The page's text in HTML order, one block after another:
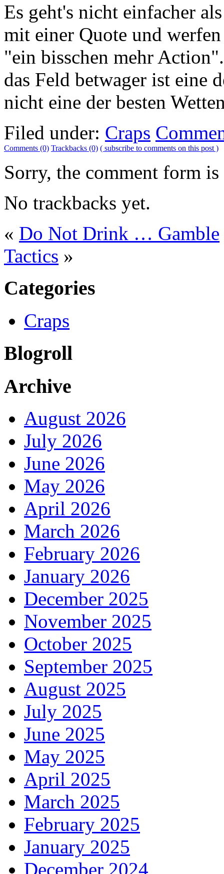
Es geht's nicht einfacher
mit einer Quote und
"ein bisschen mehr
das Feld betwager ist eine
nicht eine der besten
Filed under: Craps
Comments (0) Trackbacks (0) ( subscribe to comments on this post )
Sorry, the comment form
No trackbacks yet.
« Do Not Drink … Gamble
Tactics »
Categories
Craps
Blogroll
Archive
August 2026
July 2026
June 2026
May 2026
April 2026
March 2026
February 2026
January 2026
December 2025
November 2025
October 2025
September 2025
August 2025
July 2025
June 2025
May 2025
April 2025
March 2025
February 2025
January 2025
December 2024